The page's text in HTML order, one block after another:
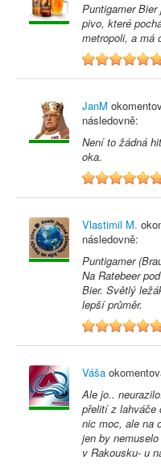
Puntigamer
pivo, které
metropoli, a má
JanM
následovně:
Není to žádná
oka.
Vlastimil M.
následovně:
Puntigamer
Na Ratebeer
Bier. Světlý
lepší průměr.
Váša
Ale jo..
přelití z
nic moc, ale na
jen by
v Rakousku- u